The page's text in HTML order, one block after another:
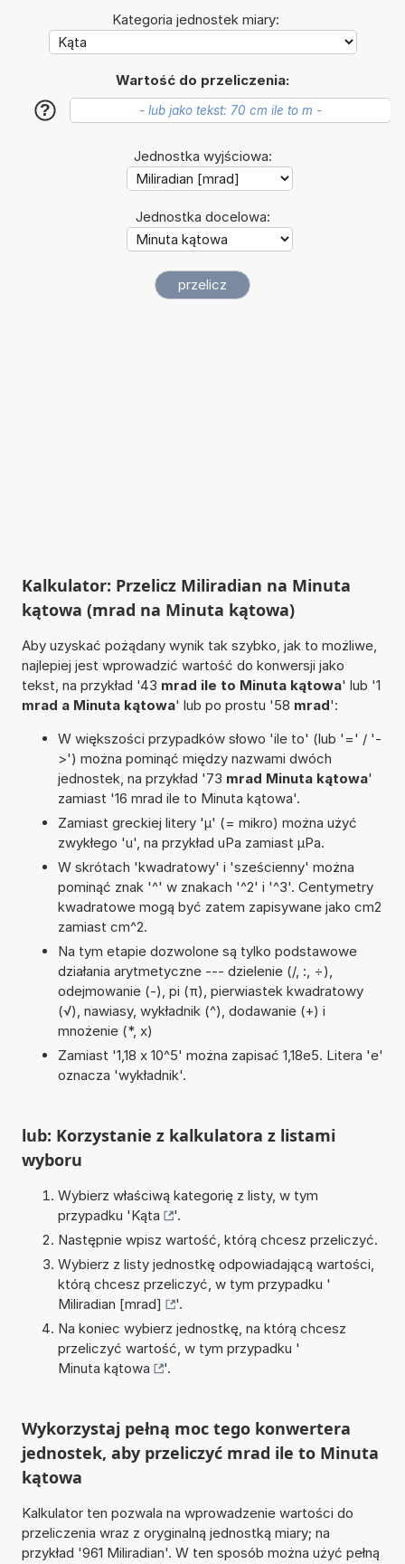
Kategoria jednostek miary:
Wartość do przeliczenia:
?
Jednostka wyjściowa:
Jednostka docelowa:
Kalkulator: Przelicz Miliradian na Minuta
kątowa (mrad na Minuta kątowa)
Aby uzyskać pożądany wynik tak szybko, jak to możliwe,
najlepiej jest wprowadzić wartość do konwersji jako
tekst, na przykład '43 mrad ile to Minuta kątowa' lub '1
mrad a Minuta kątowa' lub po prostu '58 mrad':
W większości przypadków słowo 'ile to' (lub '=' / '-
>') można pominąć między nazwami dwóch
jednostek, na przykład '73 mrad Minuta kątowa'
zamiast '16 mrad ile to Minuta kątowa'.
Zamiast greckiej litery 'µ' (= mikro) można użyć
zwykłego 'u', na przykład uPa zamiast µPa.
W skrótach 'kwadratowy' i 'sześcienny' można
pominąć znak '^' w znakach '^2' i '^3'. Centymetry
kwadratowe mogą być zatem zapisywane jako cm2
zamiast cm^2.
Na tym etapie dozwolone są tylko podstawowe
działania arytmetyczne --- dzielenie (/, :, ÷),
odejmowanie (-), pi (π), pierwiastek kwadratowy
(√), nawiasy, wykładnik (^), dodawanie (+) i
mnożenie (*, x)
Zamiast '1,18 x 10^5' można zapisać 1,18e5. Litera 'e'
oznacza 'wykładnik'.
lub: Korzystanie z kalkulatora z listami
wyboru
Wybierz właściwą kategorię z listy, w tym
przypadku 'Kąta
'.
Następnie wpisz wartość, którą chcesz przeliczyć.
Wybierz z listy jednostkę odpowiadającą wartości,
którą chcesz przeliczyć, w tym przypadku '
Miliradian [mrad]
'.
Na koniec wybierz jednostkę, na którą chcesz
przeliczyć wartość, w tym przypadku '
Minuta kątowa
'.
Wykorzystaj pełną moc tego konwertera
jednostek, aby przeliczyć mrad ile to Minuta
kątowa
Kalkulator ten pozwala na wprowadzenie wartości do
przeliczenia wraz z oryginalną jednostką miary; na
przykład '961 Miliradian'. W ten sposób można użyć pełną